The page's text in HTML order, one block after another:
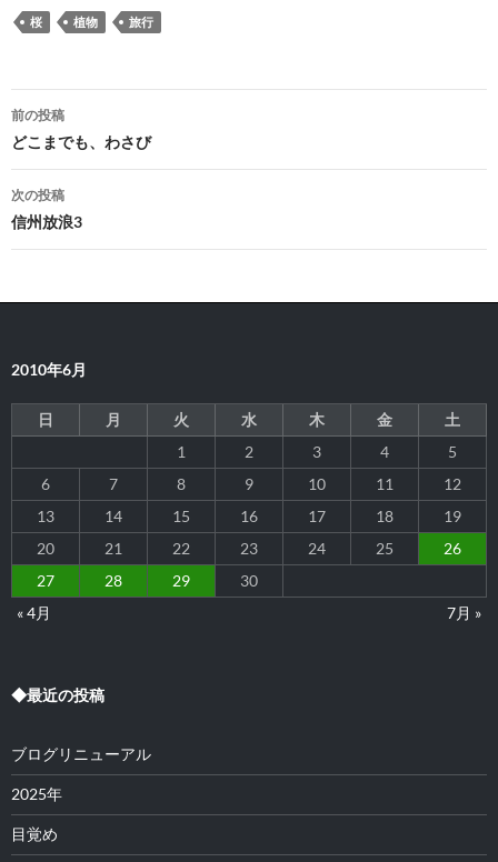
桜 植物 旅行
投
稿
ナ
ビ
ゲ
ー
ョ
前の投稿
どこまでも、わさび
次の投稿
信州放浪3
2010年6月
日 月 火 水 木 金
土
1
2 3 4
5
6
7 8 9 10 11
12
13
14 15 16 17 18
19
20
21 22 23 24 25
26
27
28 29
30
« 4月
7月 »
◆最近の投稿
ブログリニューアル
2025年
目覚め